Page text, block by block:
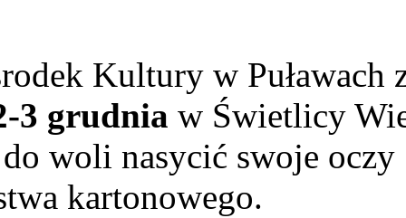
Kultury w Puławach
3 grudnia w Świetlicy
woli nasycić swoje oczy
kartonowego.